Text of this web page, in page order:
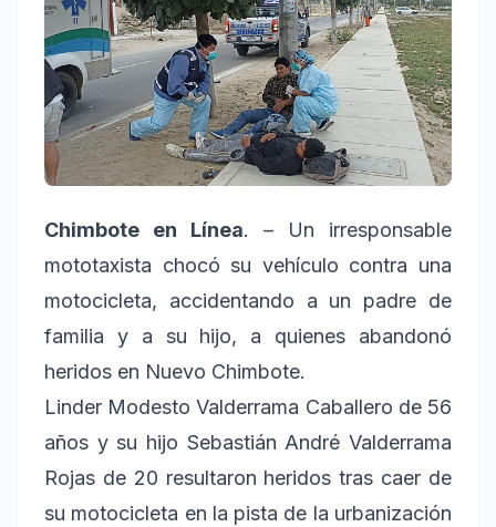
Chimbote en Línea. – Un irresponsable
mototaxista chocó su vehículo contra una
motocicleta, accidentando a un padre de
familia y a su hijo, a quienes abandonó
heridos en Nuevo Chimbote.
Linder Modesto Valderrama Caballero de 56
años y su hijo Sebastián André Valderrama
Rojas de 20 resultaron heridos tras caer de
su motocicleta en la pista de la urbanización